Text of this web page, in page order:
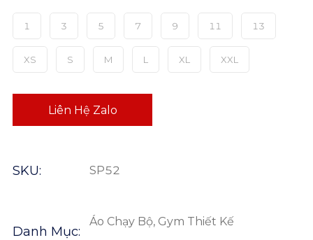
Liên Hệ Zalo
SKU: SP52
Danh Mục:
Áo Chạy Bộ, Gym Thiết Kế
1 3 5 7 9 11 13
XS S M L XL XXL